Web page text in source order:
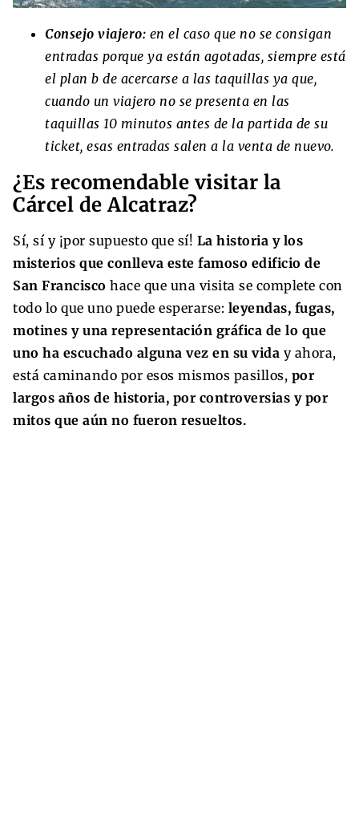
Consejo viajero: en el caso que no se consigan
entradas porque ya están agotadas, siempre está
el plan b de acercarse a las taquillas ya que,
cuando un viajero no se presenta en las
taquillas 10 minutos antes de la partida de su
ticket, esas entradas salen a la venta de nuevo.
¿Es recomendable visitar la
Cárcel de Alcatraz?
Sí, sí y ¡por supuesto que sí! La historia y los
misterios que conlleva este famoso edificio de
San Francisco hace que una visita se complete con
todo lo que uno puede esperarse: leyendas, fugas,
motines y una representación gráfica de lo que
uno ha escuchado alguna vez en su vida y ahora,
está caminando por esos mismos pasillos, por
largos años de historia, por controversias y por
mitos que aún no fueron resueltos.